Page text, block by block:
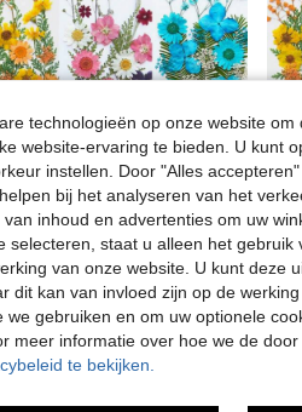
Gepreste bloemenharsvorm, realistische gedroogde bloemen en bladeren voor scrapbooking, DIY-kaarsaccessoires, sieraden, esthetisch -5%
technologieën op onze website om
website-ervaring te bieden. U kunt
instellen. Door "Alles
bij het analyseren van het
inhoud en advertenties om uw
selecteren, staat u alleen het gebruik
van onze website. U kunt deze
dit kan van invloed zijn op de
gebruiken en om uw optionele
meer informatie over hoe we de
te bekijken.